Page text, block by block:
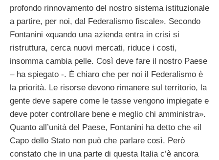
profondo rinnovamento del nostro sistema istituzionale
a partire, per noi, dal Federalismo fiscale». Secondo
Fontanini «quando una azienda entra in crisi si
ristruttura, cerca nuovi mercati, riduce i costi,
insomma cambia pelle. Così deve fare il nostro Paese
– ha spiegato -. È chiaro che per noi il Federalismo è
la priorità. Le risorse devono rimanere sul territorio, la
gente deve sapere come le tasse vengono impiegate e
deve poter controllare bene e meglio chi amministra».
Quanto all’unità del Paese, Fontanini ha detto che «il
Capo dello Stato non può che parlare così. Però
constato che in una parte di questa Italia c’è ancora